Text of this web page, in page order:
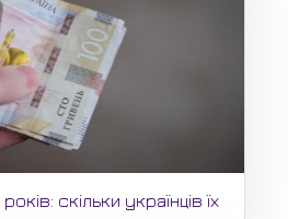
скільки українців їх